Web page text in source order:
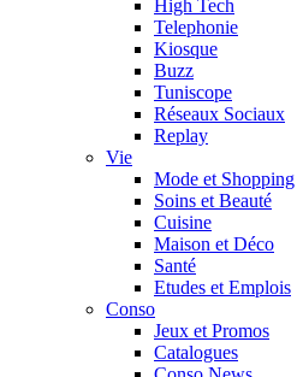
High Tech
Telephonie
Kiosque
Buzz
Tuniscope
Réseaux Sociaux
Replay
Vie
Mode et Shopping
Soins et Beauté
Cuisine
Maison et Déco
Santé
Etudes et Emplois
Conso
Jeux et Promos
Catalogues